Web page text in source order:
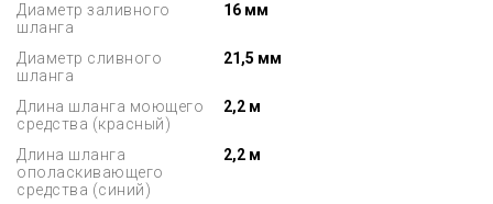
Диаметр заливного
шланга
16 мм
Диаметр сливного
шланга
21,5 мм
Длина шланга моющего
средства (красный)
2,2 м
Длина шланга
ополаскивающего
средства (синий)
2,2 м